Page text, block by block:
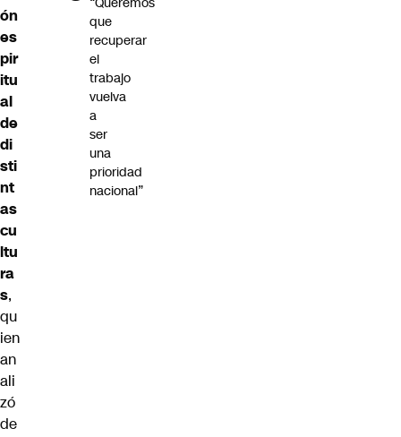
ón
es
pir
itu
al
de
di
sti
nt
as
cu
ltu
ra
s,
qu
ien
an
ali
zó
de
que
recuperar
el
trabajo
vuelva
a
ser
una
prioridad
nacional”